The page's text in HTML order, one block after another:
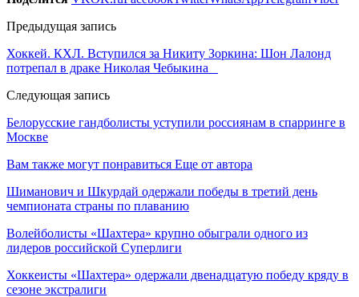
Предыдущая запись
Хоккей. КХЛ. Вступился за Никиту Зоркина: Шон Лалонд
потрепал в драке Николая Чебыкина
Следующая запись
Белорусские гандболисты уступили россиянам в спарринге в
Москве
Вам также могут понравиться Еще от автора
Шиманович и Шкурдай одержали победы в третий день
чемпионата страны по плаванию
Волейболисты «Шахтера» крупно обыграли одного из
лидеров российской Суперлиги
Хоккеисты «Шахтера» одержали двенадцатую победу кряду в
сезоне экстралиги